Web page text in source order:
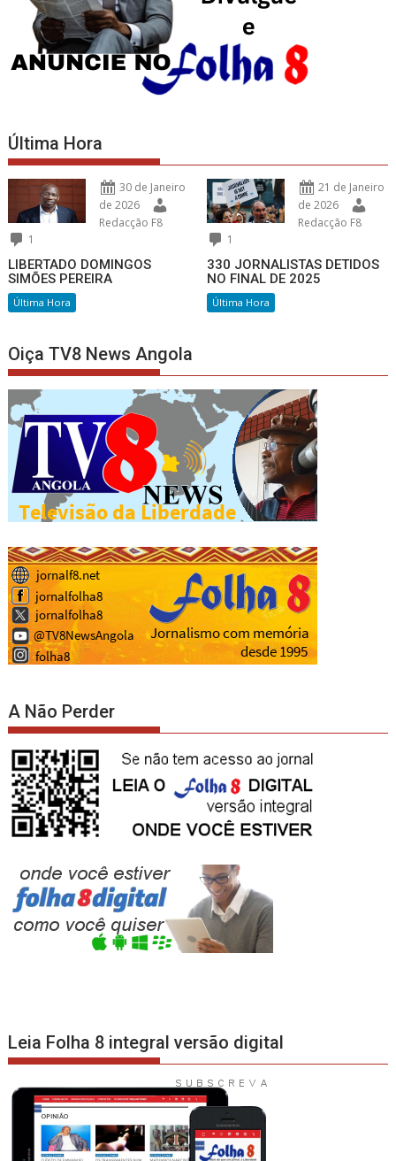
Última Hora
30 de Janeiro
de 2026
Redacção F8
1
LIBERTADO DOMINGOS
SIMÕES PEREIRA
Última Hora
21 de Janeiro
de 2026
Redacção F8
1
330 JORNALISTAS DETIDOS
NO FINAL DE 2025
Última Hora
Oiça TV8 News Angola
A Não Perder
Leia Folha 8 integral versão digital